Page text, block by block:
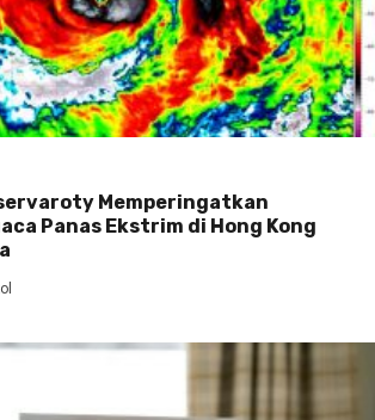
Memperingatkan
Panas Ekstrim di Hong Kong